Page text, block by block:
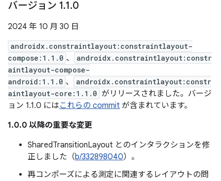
バージョン 1.1.0
2024 年 10 月 30 日
androidx.constraintlayout:constraintlayout-
compose:1.1.0 、
androidx.constraintlayout:constr
aintlayout-compose-
android:1.1.0 、
androidx.constraintlayout:constr
aintlayout-core:1.1.0 がリリースされました。バージ
ョン 1.1.0 にはこれらの commit が含まれています。
1.0.0 以降の重要な変更
SharedTransitionLayout とのインタラクションを修
正しました（b/332898040）。
再コンポーズによる測定に関連するレイアウトの問